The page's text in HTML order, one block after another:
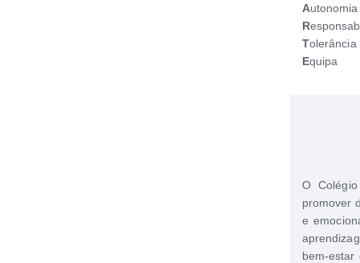
Autonomia
R
Tolerância
Equipa
O
promover
e
bem-